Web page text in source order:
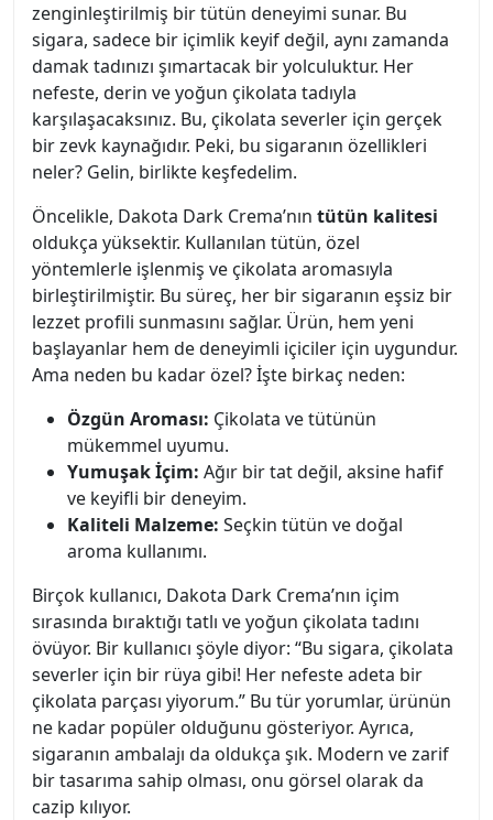
zenginleştirilmiş bir tütün deneyimi sunar. Bu
sigara, sadece bir içimlik keyif değil, aynı zamanda
damak tadınızı şımartacak bir yolculuktur. Her
nefeste, derin ve yoğun çikolata tadıyla
karşılaşacaksınız. Bu, çikolata severler için gerçek
bir zevk kaynağıdır. Peki, bu sigaranın özellikleri
neler? Gelin, birlikte keşfedelim.
Öncelikle, Dakota Dark Crema’nın tütün kalitesi
oldukça yüksektir. Kullanılan tütün, özel
yöntemlerle işlenmiş ve çikolata aromasıyla
birleştirilmiştir. Bu süreç, her bir sigaranın eşsiz bir
lezzet profili sunmasını sağlar. Ürün, hem yeni
başlayanlar hem de deneyimli içiciler için uygundur.
Ama neden bu kadar özel? İşte birkaç neden:
Özgün Aroması: Çikolata ve tütünün
mükemmel uyumu.
Yumuşak İçim: Ağır bir tat değil, aksine hafif
ve keyifli bir deneyim.
Kaliteli Malzeme: Seçkin tütün ve doğal
aroma kullanımı.
Birçok kullanıcı, Dakota Dark Crema’nın içim
sırasında bıraktığı tatlı ve yoğun çikolata tadını
övüyor. Bir kullanıcı şöyle diyor: “Bu sigara, çikolata
severler için bir rüya gibi! Her nefeste adeta bir
çikolata parçası yiyorum.” Bu tür yorumlar, ürünün
ne kadar popüler olduğunu gösteriyor. Ayrıca,
sigaranın ambalajı da oldukça şık. Modern ve zarif
bir tasarıma sahip olması, onu görsel olarak da
cazip kılıyor.